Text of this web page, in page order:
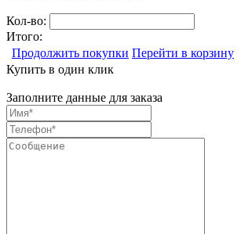
Кол-во:
Итого:
Продолжить покупки Перейти в корзину
Купить в один клик
Заполните данные для заказа